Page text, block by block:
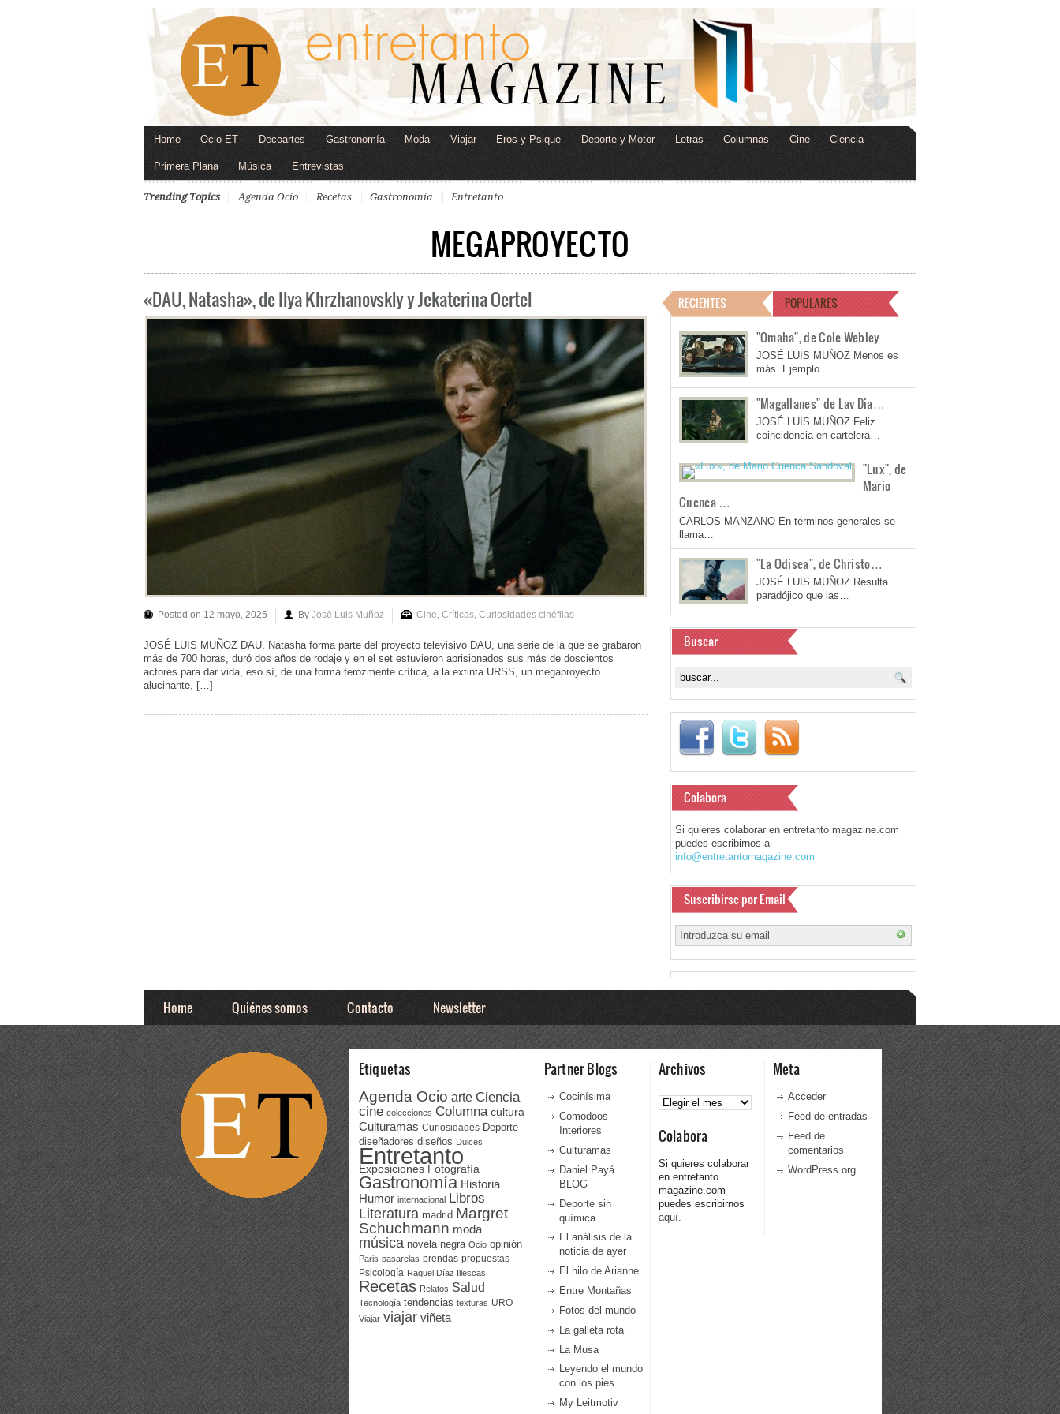
Home Ocio ET Decoartes Gastronomía Moda Viajar Eros y Psique Deporte y Motor Letras Columnas Cine Ciencia
Primera Plana Música Entrevistas
Trending Topics Agenda Ocio Recetas Gastronomía Entretanto
MEGAPROYECTO
«DAU, Natasha», de Ilya Khrzhanovskly y Jekaterina Oertel
Posted on 12 mayo, 2025 By José Luis Muñoz Cine Críticas Curiosidades cinéfilas
JOSÉ LUIS MUÑOZ DAU, Natasha forma parte del proyecto televisivo DAU, una serie de la que se grabaron
más de 700 horas, duró dos años de rodaje y en el set estuvieron aprisionados sus más de doscientos
actores para dar vida, eso sí, de una forma ferozmente crítica, a la extinta URSS, un megaproyecto
alucinante, […]
RECIENTES POPULARES
"Omaha", de Cole Webley
JOSÉ LUIS MUÑOZ Menos es
más. Ejemplo…
"Magallanes" de Lav Dia…
JOSÉ LUIS MUÑOZ Feliz
coincidencia en cartelera…
"Lux", de
Mario
Cuenca …
CARLOS MANZANO En términos generales se
llama…
"La Odisea", de Christo…
JOSÉ LUIS MUÑOZ Resulta
paradójico que las…
Buscar
Colabora
Si quieres colaborar en entretanto magazine.com
puedes escribirnos a
info@entretantomagazine.com
Suscribirse por Email
Home Quiénes somos Contacto Newsletter
Etiquetas
Agenda Ocio arte Ciencia
cine colecciones Columna cultura
Culturamas Curiosidades Deporte
diseñadores diseños Dulces
Entretanto
Exposiciones Fotografía
Gastronomía Historia
Humor internacional Libros
Literatura madrid Margret
Schuchmann moda
música novela negra Ocio opinión
Paris pasarelas prendas propuestas
Psicología Raquel Díaz Illescas
Recetas Relatos Salud
Tecnología tendencias texturas URO
Viajar viajar viñeta
Partner Blogs
Cocinísima
Comodoos
Interiores
Culturamas
Daniel Payá
BLOG
Deporte sin
química
El análisis de la
noticia de ayer
El hilo de Arianne
Entre Montañas
Fotos del mundo
La galleta rota
La Musa
Leyendo el mundo
con los pies
My Leitmotiv
Archivos
Archivos
Colabora
Si quieres colaborar
en entretanto
magazine.com
puedes escribirnos
aquí.
Meta
Acceder
Feed de entradas
Feed de
comentarios
WordPress.org